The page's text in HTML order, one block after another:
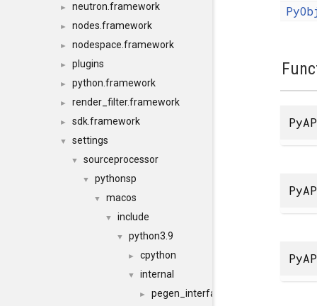
► neutron.framework
► nodes.framework
► nodespace.framework
► plugins
► python.framework
► render_filter.framework
► sdk.framework
▼ settings
▼ sourceprocessor
▼ pythonsp
▼ macos
▼ include
▼ python3.9
► cpython
▼ internal
► pegen_interface.h